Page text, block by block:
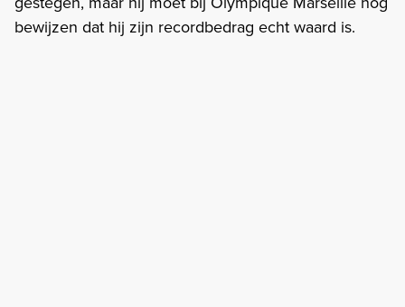
bewijzen dat hij zijn recordbedrag echt waard is.